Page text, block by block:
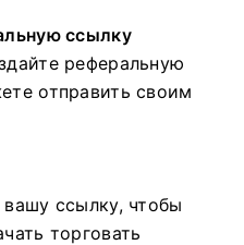
ссылку
реферальную
отправить своим
ссылку, чтобы
торговать